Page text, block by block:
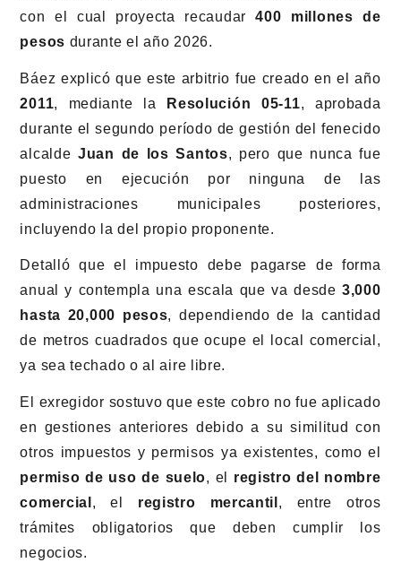
con el cual proyecta recaudar400 millones de
pesos durante el año 2026.
Báez explicó que este arbitrio fue creado en el año
2011, mediante la Resolución 05-11, aprobada
durante el segundo período de gestión del fenecido
alcaldeJuan de los Santos, pero que nunca fue
puesto en ejecución por ninguna de las
administraciones municipales posteriores,
incluyendo la del propio proponente.
Detalló que el impuesto debe pagarse de forma
anual y contempla una escala que va desde3,000
hasta 20,000 pesos, dependiendo de la cantidad
de metros cuadrados que ocupe el local comercial,
ya sea techado o al aire libre.
El exregidor sostuvo que este cobro no fue aplicado
en gestiones anteriores debido a su similitud con
otros impuestos y permisos ya existentes, como el
permiso de uso de suelo, el registro del nombre
comercial , el registro mercantil , entre otros
trámites obligatorios que deben cumplir los
negocios.